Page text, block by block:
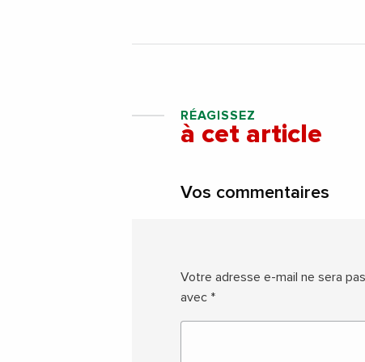
RÉAGISSEZ
à cet article
Vos commentaires
Votre adresse e-mail ne sera
avec *